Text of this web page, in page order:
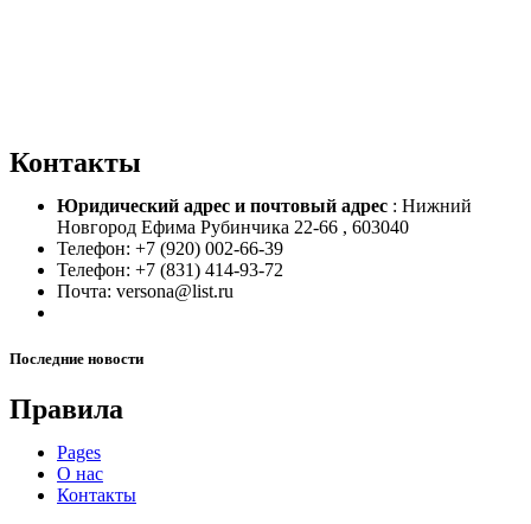
Контакты
Юридический адрес и почтовый адрес : Нижний
Новгород Ефима Рубинчика 22-66 , 603040
Телефон: +7 (920) 002-66-39
Телефон: +7 (831) 414-93-72
Почта: versona@list.ru
Последние новости
Правила
Pages
О нас
Контакты